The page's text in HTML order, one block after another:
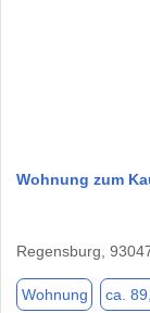
Wohnung zum
Regensburg,
Wohnung ca.